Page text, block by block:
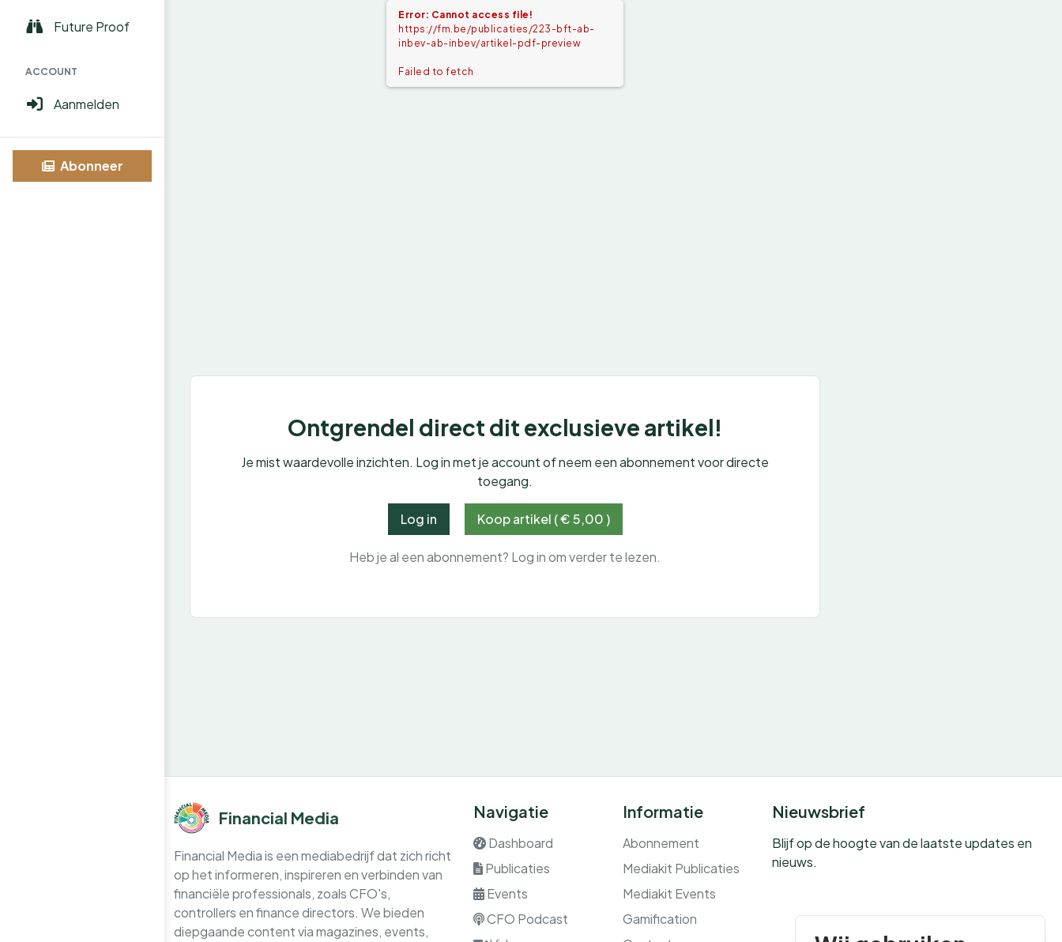
Future Proof
ACCOUNT
Aanmelden
Abonneer
Error: Cannot access file!
https://fm.be/publicaties/223-bft-ab-
inbev-ab-inbev/artikel-pdf-preview
Failed to fetch
Ontgrendel direct dit exclusieve artikel!
Je mist waardevolle inzichten. Log in met je account of neem een abonnement voor directe
toegang.
Log in Koop artikel ( € 5,00 )
Heb je al een abonnement? Log in om verder te lezen.
Financial Media
Financial Media is een mediabedrijf dat zich richt
op het informeren, inspireren en verbinden van
financiële professionals, zoals CFO's,
controllers en finance directors. We bieden
diepgaande content via magazines, events,
Navigatie
Dashboard
Publicaties
Events
CFO Podcast
Informatie
Abonnement
Mediakit Publicaties
Mediakit Events
Gamification
Nieuwsbrief
Blijf op de hoogte van de laatste updates en
nieuws.